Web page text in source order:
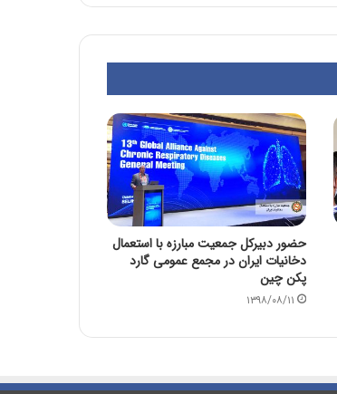
حضور دبیرکل جمعیت مبارزه با استعمال
دخانیات ایران در مجمع عمومی گارد
پکن چین
۱۳۹۸/۰۸/۱۱